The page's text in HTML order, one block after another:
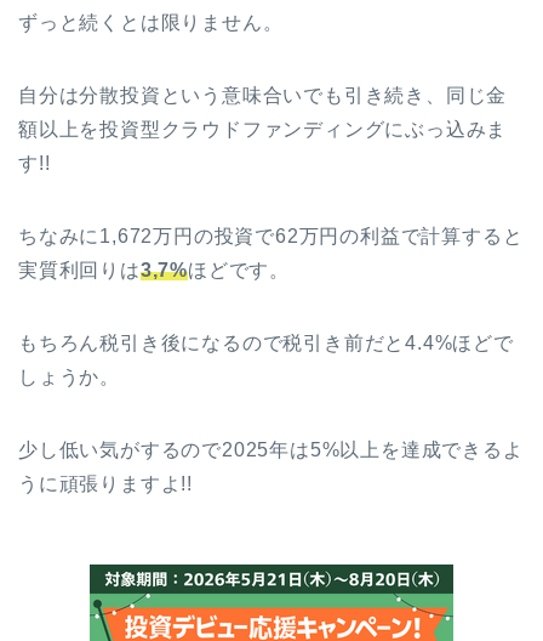
ずっと続くとは限りません。
自分は分散投資という意味合いでも引き続き、同じ金
額以上を投資型クラウドファンディングにぶっ込みま
す!!
ちなみに1,672万円の投資で62万円の利益で計算すると
実質利回りは3,7%ほどです。
もちろん税引き後になるので税引き前だと4.4%ほどで
しょうか。
少し低い気がするので2025年は5%以上を達成できるよ
うに頑張りますよ!!